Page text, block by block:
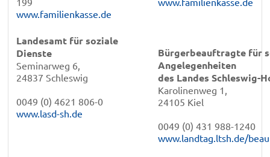
www.familienkasse.de
Landesamt für soziale
Dienste
Seminarweg 6,
24837 Schleswig
0049 (0) 4621 806-0
www.lasd-sh.de
Bürgerbeauftragte für
Angelegenheiten
des Landes Schleswig-
Karolinenweg 1,
24105 Kiel
0049 (0) 431 988-1240
www.landtag.ltsh.de/